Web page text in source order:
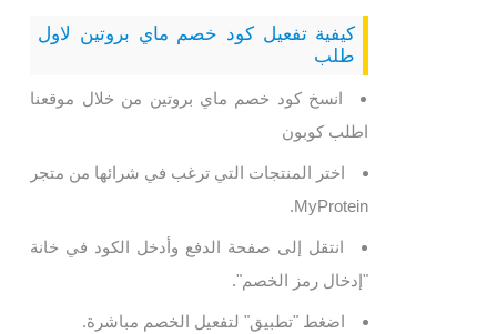
كيفية تفعيل كود خصم ماي بروتين لاول
طلب
انسخ كود خصم ماي بروتين من خلال موقعنا
اطلب كوبون
اختر المنتجات التي ترغب في شرائها من متجر
MyProtein.
انتقل إلى صفحة الدفع وأدخل الكود في خانة
"إدخال رمز الخصم".
اضغط "تطبيق" لتفعيل الخصم مباشرة.